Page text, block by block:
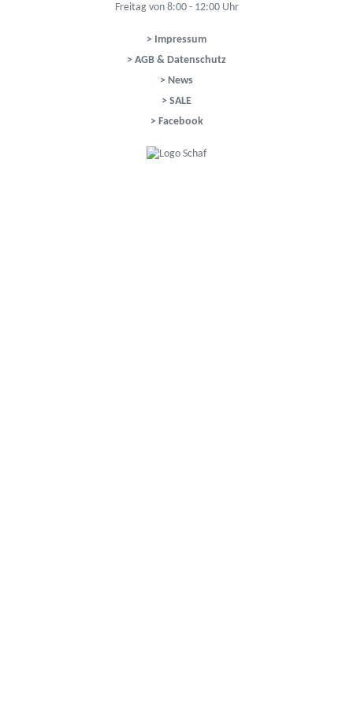
Freitag von 8:00 - 12:00 Uhr
> Impressum
> AGB & Datenschutz
> News
> SALE
> Facebook